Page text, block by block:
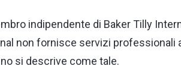
indipendente di Baker Tilly
non fornisce servizi professionali
si descrive come tale.